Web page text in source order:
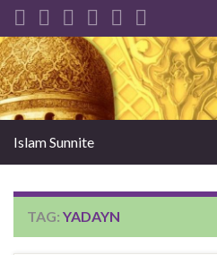
Search for:
Islam Sunnite
TAG: YADAYN